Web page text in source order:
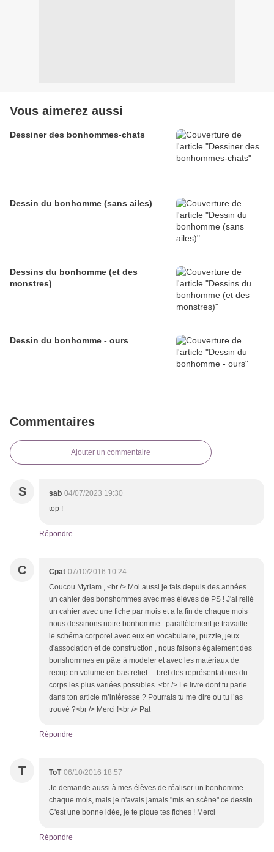
Vous aimerez aussi
Dessiner des bonhommes-chats
Dessin du bonhomme (sans ailes)
Dessins du bonhomme (et des
monstres)
Dessin du bonhomme - ours
Commentaires
Ajouter un commentaire
S sab 04/07/2023 19:30
top !
Répondre
C Cpat 07/10/2016 10:24
Coucou Myriam , <br /> Moi aussi je fais depuis des années
un cahier des bonshommes avec mes élèves de PS ! J'ai relié
un cahier avec une fiche par mois et a la fin de chaque mois
nous dessinons notre bonhomme . parallèlement je travaille
le schéma corporel avec eux en vocabulaire, puzzle, jeux
d'association et de construction , nous faisons également des
bonshommes en pâte à modeler et avec les matériaux de
recup en volume en bas relief ... bref des représentations du
corps les plus variées possibles. <br /> Le livre dont tu parle
dans ton article m’intéresse ? Pourrais tu me dire ou tu l’as
trouvé ?<br /> Merci !<br /> Pat
Répondre
T ToT 06/10/2016 18:57
Je demande aussi à mes élèves de réaliser un bonhomme
chaque mois, mais je n'avais jamais "mis en scène" ce dessin.
C'est une bonne idée, je te pique tes fiches ! Merci
Répondre